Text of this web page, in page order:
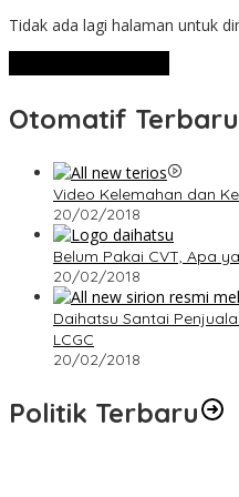
Tidak ada lagi halaman untuk
Otomatif Terbaru
Video Kelemahan dan
20/02/2018
Belum Pakai CVT, Apa
20/02/2018
Daihatsu Santai
LCGC
20/02/2018
Politik Terbaru